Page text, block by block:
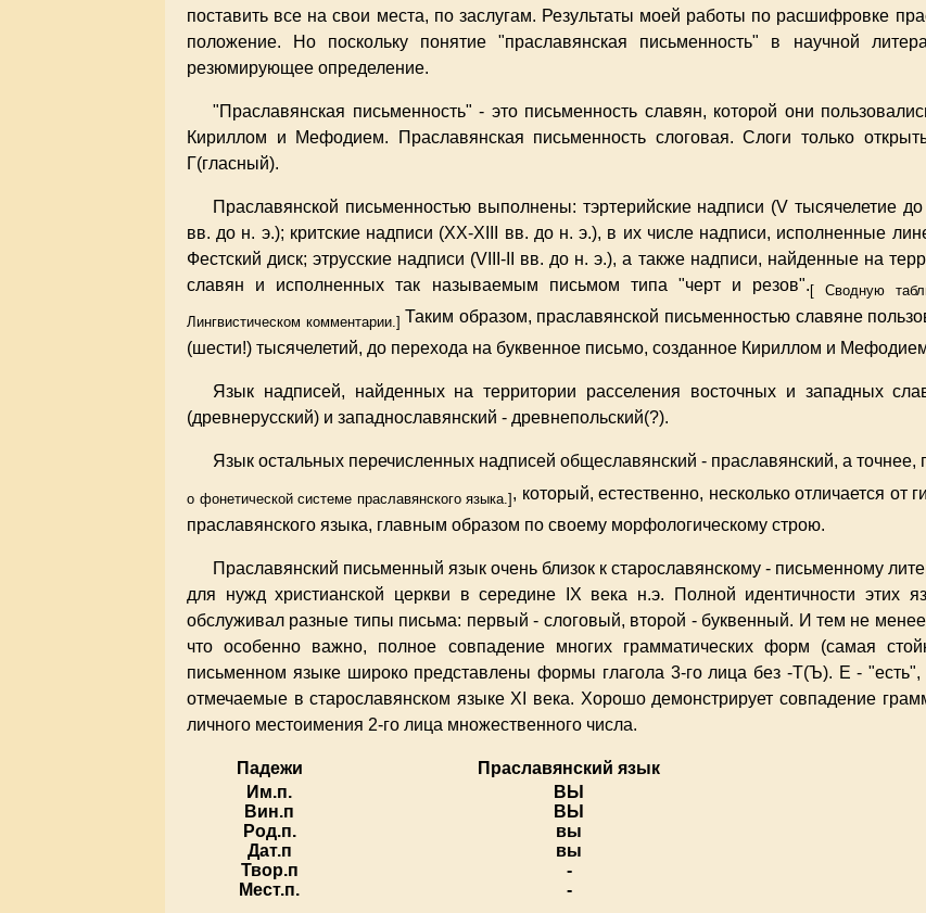
поставить все на свои места, по заслугам. Результаты моей работы по расшифровке
положение. Но поскольку понятие "праславянская письменность" в научной
резюмирующее определение.
"Праславянская письменность" - это письменность славян, которой они
Кириллом и Мефодием. Праславянская письменность слоговая. Слоги только
Г(гласный).
Праславянской письменностью выполнены: тэртерийские надписи (V тысячелетие до
вв. до н. э.); критские надписи (XX-XIII вв. до н. э.), в их числе надписи, исполненные
Фестский диск; этрусские надписи (VIII-II вв. до н. э.), а также надписи, найденные на
славян и исполненных так называемым письмом типа "черт и резов". [ Сводную
Лингвистическом комментарии.] Таким образом, праславянской письменностью славяне
(шести!) тысячелетий, до перехода на буквенное письмо, созданное Кириллом и
Язык надписей, найденных на территории расселения восточных и западных
(древнерусский) и западнославянский - древнепольский(?).
Язык остальных перечисленных надписей общеславянский - праславянский, а
о фонетической системе праславянского языка.] , который, естественно, несколько отличается от
праславянского языка, главным образом по своему морфологическому строю.
Праславянский письменный язык очень близок к старославянскому - письменному
для нужд христианской церкви в середине IX века н.э. Полной идентичности этих
обслуживал разные типы письма: первый - слоговый, второй - буквенный. И тем не
что особенно важно, полное совпадение многих грамматических форм (самая
письменном языке широко представлены формы глагола 3-го лица без -Т(Ъ). Е -
отмечаемые в старославянском языке XI века. Хорошо демонстрирует совпадение
личного местоимения 2-го лица множественного числа.
Падежи Праславянский язык
Им.п.
Вин.п
Род.п.
Дат.п
Твор.п
Мест.п.
ВЫ
ВЫ
вы
вы
-
-